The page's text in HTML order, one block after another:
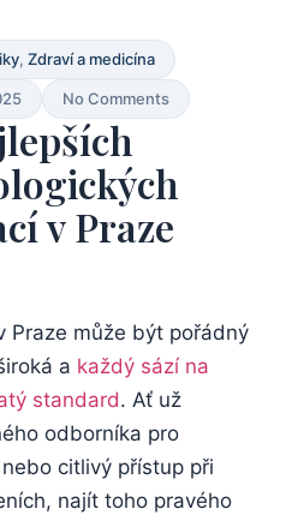
, Zdraví a medicína
No Comments
v Praze
Praze může ⁣být pořádný
a každý sází ⁢na
standard. Ať už
odborníka ‌pro
citlivý přístup ⁤při
najít toho pravého